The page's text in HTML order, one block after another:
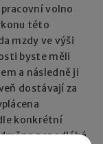
volno
této
mzdy ve výši
byste měli
a následně ji
dostávají za
konkrétní
nepodléhá